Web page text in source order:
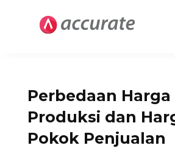
Perbedaan
Produksi dan
Pokok Penjualan